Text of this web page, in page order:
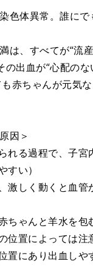
色体異常。誰に
は、すべてが“流
出血が“心配のな
赤ちゃんが元気
因＞
れる過程で、子
い）
激しく動くと血
ちゃんと羊水を
位置によっては注
置にあり出血しや